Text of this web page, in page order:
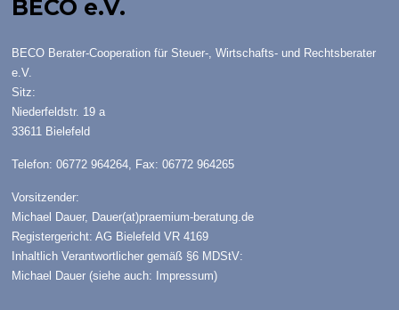
BECO e.V.
BECO Berater-Cooperation für Steuer-, Wirtschafts- und Rechtsberater
e.V.
Sitz:
Niederfeldstr. 19 a
33611 Bielefeld
Telefon: 06772 964264, Fax: 06772 964265
Vorsitzender:
Michael Dauer, Dauer(at)praemium-beratung.de
Registergericht: AG Bielefeld VR 4169
Inhaltlich Verantwortlicher gemäß §6 MDStV:
Michael Dauer (siehe auch:
Impressum)